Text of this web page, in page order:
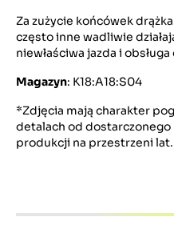
Za zużycie końcówek
często inne wadliwie
niewłaściwa jazda i
Magazyn: K18:A18:S04
*Zdjęcia mają charakter
detalach od
produkcji na przestrzeni lat.